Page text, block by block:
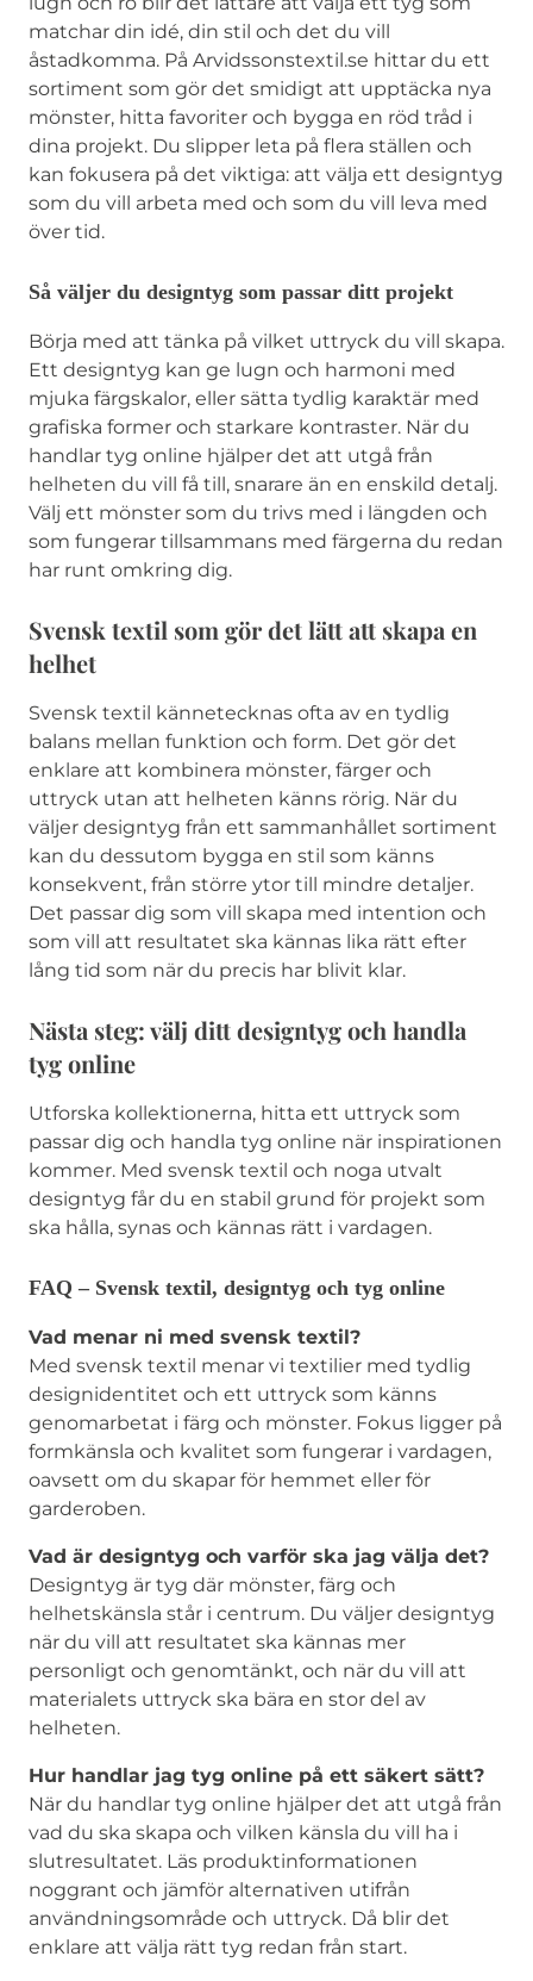
matchar din idé, din stil och det du vill
åstadkomma. På Arvidssonstextil.se hittar du ett
sortiment som gör det smidigt att upptäcka nya
mönster, hitta favoriter och bygga en röd tråd i
dina projekt. Du slipper leta på flera ställen och
kan fokusera på det viktiga: att välja ett designtyg
som du vill arbeta med och som du vill leva med
över tid.
Så väljer du designtyg som passar ditt projekt
Börja med att tänka på vilket uttryck du vill skapa.
Ett designtyg kan ge lugn och harmoni med
mjuka färgskalor, eller sätta tydlig karaktär med
grafiska former och starkare kontraster. När du
handlar tyg online hjälper det att utgå från
helheten du vill få till, snarare än en enskild detalj.
Välj ett mönster som du trivs med i längden och
som fungerar tillsammans med färgerna du redan
har runt omkring dig.
Svensk textil som gör det lätt att skapa en
helhet
Svensk textil kännetecknas ofta av en tydlig
balans mellan funktion och form. Det gör det
enklare att kombinera mönster, färger och
uttryck utan att helheten känns rörig. När du
väljer designtyg från ett sammanhållet sortiment
kan du dessutom bygga en stil som känns
konsekvent, från större ytor till mindre detaljer.
Det passar dig som vill skapa med intention och
som vill att resultatet ska kännas lika rätt efter
lång tid som när du precis har blivit klar.
Nästa steg: välj ditt designtyg och handla
tyg online
Utforska kollektionerna, hitta ett uttryck som
passar dig och handla tyg online när inspirationen
kommer. Med svensk textil och noga utvalt
designtyg får du en stabil grund för projekt som
ska hålla, synas och kännas rätt i vardagen.
FAQ – Svensk textil, designtyg och tyg online
Vad menar ni med svensk textil?
Med svensk textil menar vi textilier med tydlig
designidentitet och ett uttryck som känns
genomarbetat i färg och mönster. Fokus ligger på
formkänsla och kvalitet som fungerar i vardagen,
oavsett om du skapar för hemmet eller för
garderoben.
Vad är designtyg och varför ska jag välja det?
Designtyg är tyg där mönster, färg och
helhetskänsla står i centrum. Du väljer designtyg
när du vill att resultatet ska kännas mer
personligt och genomtänkt, och när du vill att
materialets uttryck ska bära en stor del av
helheten.
Hur handlar jag tyg online på ett säkert sätt?
När du handlar tyg online hjälper det att utgå från
vad du ska skapa och vilken känsla du vill ha i
slutresultatet. Läs produktinformationen
noggrant och jämför alternativen utifrån
användningsområde och uttryck. Då blir det
enklare att välja rätt tyg redan från start.